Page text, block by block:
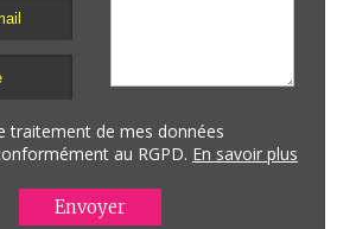
traitement de mes données
au RGPD. En savoir plus